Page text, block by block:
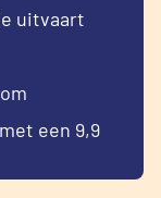
uitvaart
een 9,9